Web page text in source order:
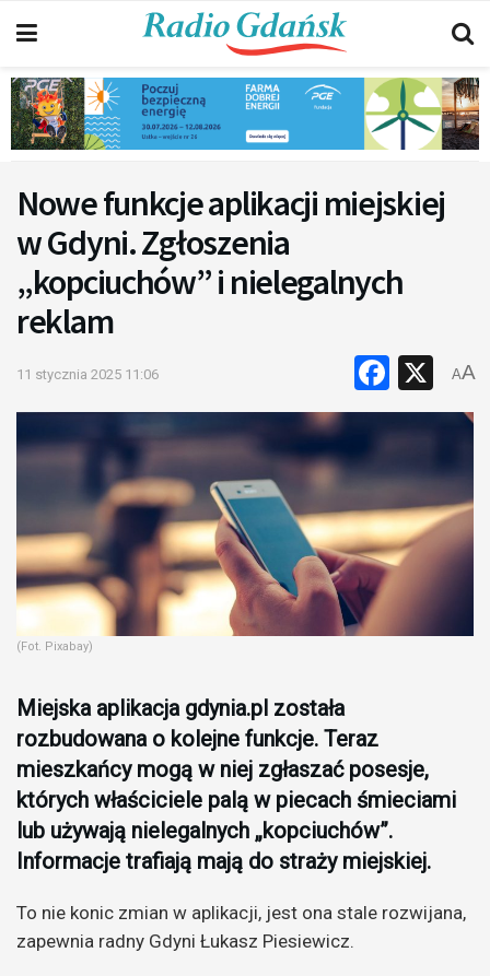
Nowe funkcje aplikacji miejskiej
w Gdyni. Zgłoszenia
„kopciuchów” i nielegalnych
reklam
11 stycznia 2025 11:06 X
AA
(Fot. Pixabay)
Miejska aplikacja gdynia.pl została
rozbudowana o kolejne funkcje. Teraz
mieszkańcy mogą w niej zgłaszać posesje,
których właściciele palą w piecach śmieciami
lub używają nielegalnych „kopciuchów”.
Informacje trafiają mają do straży miejskiej.
To nie konic zmian w aplikacji, jest ona stale rozwijana,
zapewnia radny Gdyni Łukasz Piesiewicz.